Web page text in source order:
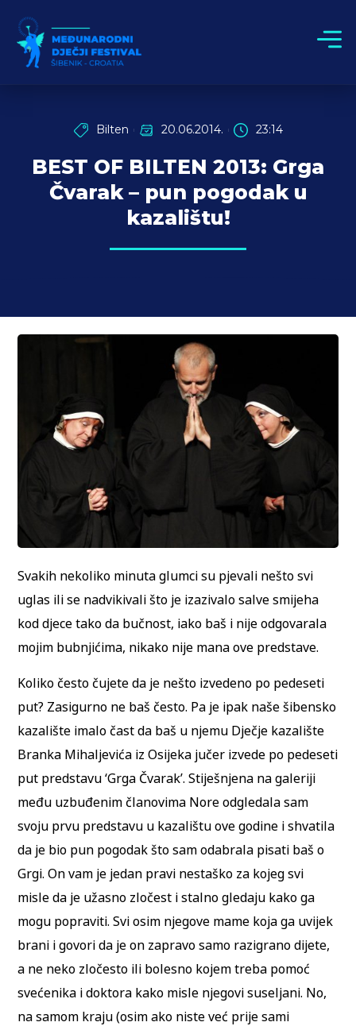
Bilten 20.06.2014. 23:14
BEST OF BILTEN 2013: Grga
Čvarak – pun pogodak u
kazalištu!
Svakih nekoliko minuta glumci su pjevali nešto svi
uglas ili se nadvikivali što je izazivalo salve smijeha
kod djece tako da bučnost, iako baš i nije odgovarala
mojim bubnjićima, nikako nije mana ove predstave.
Koliko često čujete da je nešto izvedeno po pedeseti
put? Zasigurno ne baš često. Pa je ipak naše šibensko
kazalište imalo čast da baš u njemu Dječje kazalište
Branka Mihaljevića iz Osijeka jučer izvede po pedeseti
put predstavu ‘Grga Čvarak’. Stiješnjena na galeriji
među uzbuđenim članovima Nore odgledala sam
svoju prvu predstavu u kazalištu ove godine i shvatila
da je bio pun pogodak što sam odabrala pisati baš o
Grgi. On vam je jedan pravi nestaško za kojeg svi
misle da je užasno zločest i stalno gledaju kako ga
mogu popraviti. Svi osim njegove mame koja ga uvijek
brani i govori da je on zapravo samo razigrano dijete,
a ne neko zločesto ili bolesno kojem treba pomoć
svećenika i doktora kako misle njegovi suseljani. No,
na samom kraju (osim ako niste već prije sami